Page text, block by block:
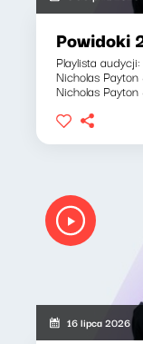
Powidoki
Playlista audycji:
Nicholas
Nicholas Payton
16 lipca 2026